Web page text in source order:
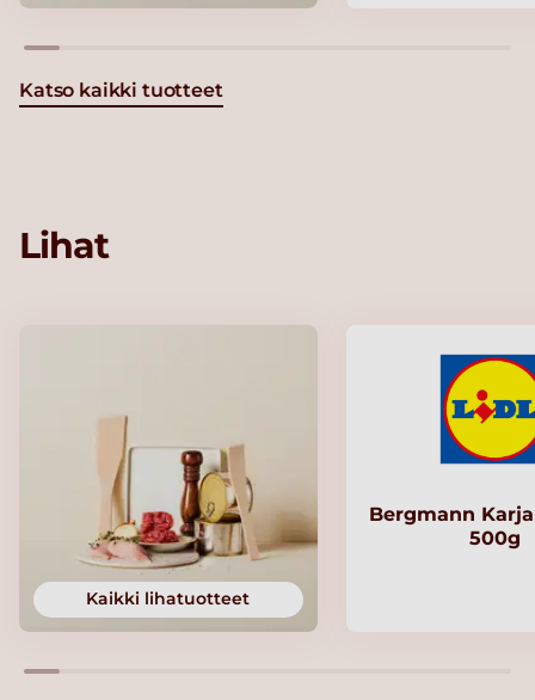
Katso kaikki tuotteet
Lihat
Kaikki lihatuotteet
Bergmann
500g